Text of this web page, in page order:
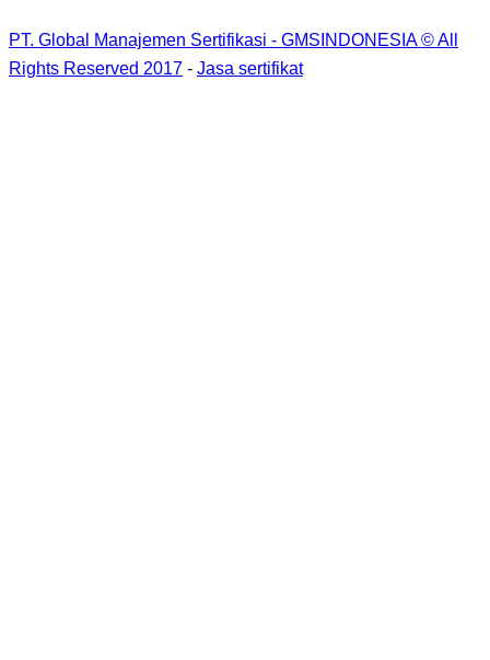
PT. Global Manajemen Sertifikasi - GMSINDONESIA © All
Rights Reserved 2017 - Jasa sertifikat